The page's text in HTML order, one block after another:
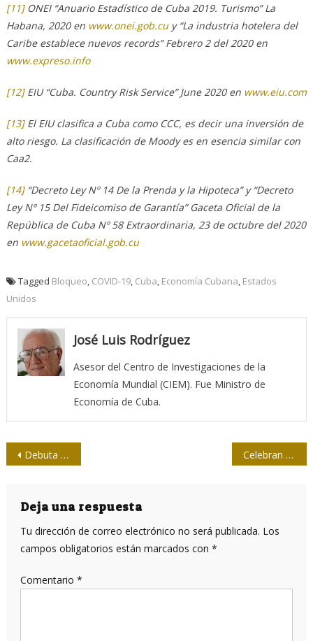
[11]ONEI “Anuario Estadístico de Cuba 2019. Turismo” La
Habana, 2020 en www.onei.gob.cuy “La industria hotelera del
Caribe establece nuevos records” Febrero 2 del 2020 en
www.expreso.info
[12]EIU “Cuba. Country Risk Service” June 2020 en www.eiu.com
[13]El EIU clasifica a Cuba como CCC, es decir una inversión de
alto riesgo. La clasificación de Moody es en esencia similar con
Caa2.
[14]“Decreto Ley Nº 14 De la Prenda y la Hipoteca” y “Decreto
Ley Nº 15 Del Fideicomiso de Garantía” Gaceta Oficial de la
República de Cuba Nº 58 Extraordinaria, 23 de octubre del 2020
en www.gacetaoficial.gob.cu
Tagged Bloqueo, COVID-19, Cuba, Economía Cubana, Estados
Unidos
José Luis Rodríguez
Asesor del Centro de Investigaciones de la
Economía Mundial (CIEM). Fue Ministro de
Economía de Cuba.
Navegación
entradas
Debuta BioFarma Innovations, nueva empresa cubano-británica Celebran en la ACNU Día Mundial de la Televisión
Deja una respuesta
Tu dirección de correo electrónico no será publicada. Los
campos obligatorios están marcados con *
Comentario *